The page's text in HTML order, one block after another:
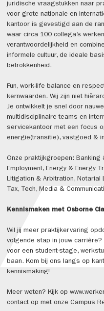
juridische vraagstukken naar
voor grote nationale en
kantoor is gevestigd aan de
waar circa 100 collega’s
verantwoordelijkheid en
informele cultuur, de ideale
betrokkenheid.
Fun, work-life balance en
kernwaarden. Wij zijn niet
Je ontwikkelt je snel door
multidisciplinaire teams en
servicekantoor met een focus
energie(transitie), vastgoed &
Onze praktijkgroepen: Banking
Employment, Energy & Energy
Litigation & Arbitration, Notarial
Tax, Tech, Media &
Kennismaken met Osborne
Wil jij meer praktijkervaring
volgende stap in jouw
voor een student-stage,
baan. Kom bij ons langs op
kennismaking!
Meer weten? Kijk op
contact op met onze Campus